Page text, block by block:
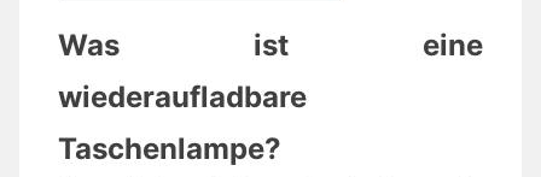
Was ist eine
wiederaufladbare
Taschenlampe?